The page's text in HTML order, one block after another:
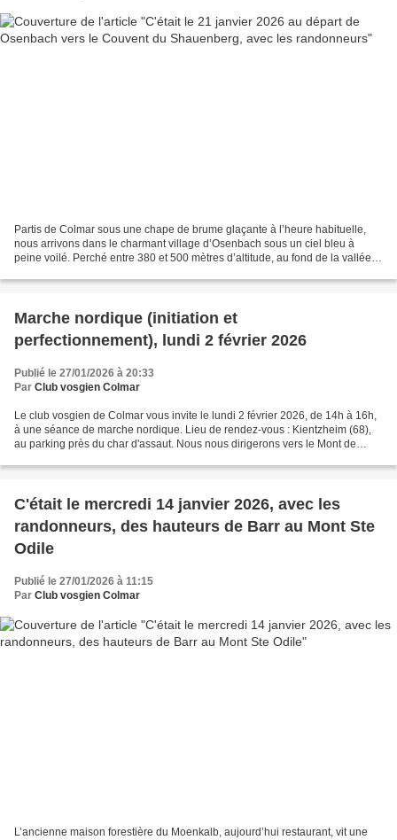
Partis de Colmar sous une chape de brume glaçante à l’heure habituelle,
nous arrivons dans le charmant village d’Osenbach sous un ciel bleu à
peine voilé. Perché entre 380 et 500 mètres d’altitude, au fond de la vallée
Marche nordique (initiation et
perfectionnement), lundi 2 février 2026
Publié le 27/01/2026 à 20:33
Par Club vosgien Colmar
Le club vosgien de Colmar vous invite le lundi 2 février 2026, de 14h à 16h,
à une séance de marche nordique. Lieu de rendez-vous : Kientzheim (68),
au parking près du char d'assaut. Nous nous dirigerons vers le Mont de
C'était le mercredi 14 janvier 2026, avec les
randonneurs, des hauteurs de Barr au Mont Ste
Odile
Publié le 27/01/2026 à 11:15
Par Club vosgien Colmar
L’ancienne maison forestière du Moenkalb, aujourd’hui restaurant, vit une